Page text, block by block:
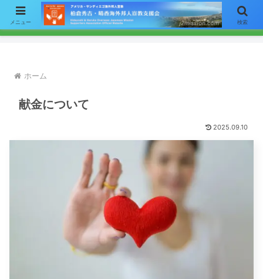
【お知らせ】ニュースレターのメールによる配信をご希望の方はここをク
リックして「お問い合わせ」フォームからアドレスをご連絡下さい。
ホーム
献金について
2025.09.10
メニュー 検索